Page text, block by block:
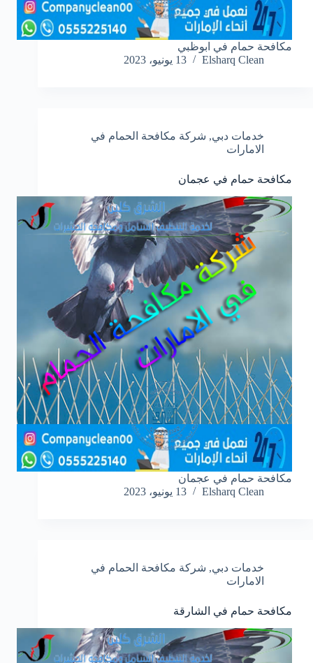
مكافحة حمام في ابوظبي
Elsharq Clean
13 يونيو، 2023
خدمات دبي, شركة مكافحة الحمام في
الامارات
مكافحة حمام في عجمان
مكافحة حمام في عجمان
Elsharq Clean
13 يونيو، 2023
خدمات دبي, شركة مكافحة الحمام في
الامارات
مكافحة حمام في الشارقة